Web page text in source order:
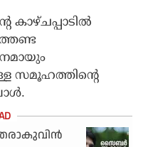
കാഴ്ചപ്പാടില്‍
സമൂഹത്തിന്റെ